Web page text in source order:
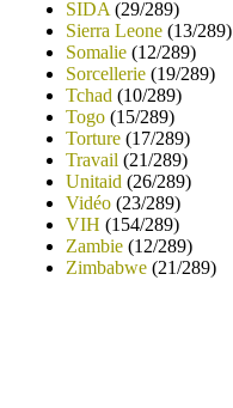
SIDA (29/289)
Sierra Leone (13/289)
Somalie (12/289)
Sorcellerie (19/289)
Tchad (10/289)
Togo (15/289)
Torture (17/289)
Travail (21/289)
Unitaid (26/289)
Vidéo (23/289)
VIH (154/289)
Zambie (12/289)
Zimbabwe (21/289)